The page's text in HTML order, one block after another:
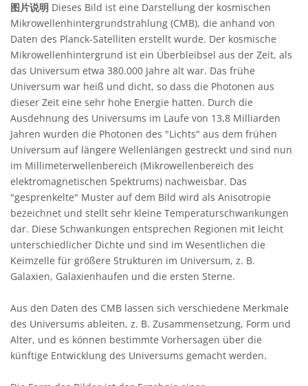
图片说明 Dieses Bild ist eine Darstellung der kosmischen
Mikrowellenhintergrundstrahlung (CMB), die anhand von
Daten des Planck-Satelliten erstellt wurde. Der kosmische
Mikrowellenhintergrund ist ein Überbleibsel aus der Zeit, als
das Universum etwa 380.000 Jahre alt war. Das frühe
Universum war heiß und dicht, so dass die Photonen aus
dieser Zeit eine sehr hohe Energie hatten. Durch die
Ausdehnung des Universums im Laufe von 13,8 Milliarden
Jahren wurden die Photonen des "Lichts" aus dem frühen
Universum auf längere Wellenlängen gestreckt und sind nun
im Millimeterwellenbereich (Mikrowellenbereich des
elektromagnetischen Spektrums) nachweisbar. Das
"gesprenkelte" Muster auf dem Bild wird als Anisotropie
bezeichnet und stellt sehr kleine Temperaturschwankungen
dar. Diese Schwankungen entsprechen Regionen mit leicht
unterschiedlicher Dichte und sind im Wesentlichen die
Keimzelle für größere Strukturen im Universum, z. B.
Galaxien, Galaxienhaufen und die ersten Sterne.
Aus den Daten des CMB lassen sich verschiedene Merkmale
des Universums ableiten, z. B. Zusammensetzung, Form und
Alter, und es können bestimmte Vorhersagen über die
künftige Entwicklung des Universums gemacht werden.